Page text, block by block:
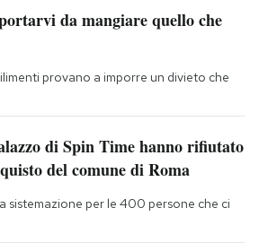
da mangiare quello che
provano a imporre un divieto che
di Spin Time hanno rifiutato
del comune di Roma
sistemazione per le 400 persone che ci